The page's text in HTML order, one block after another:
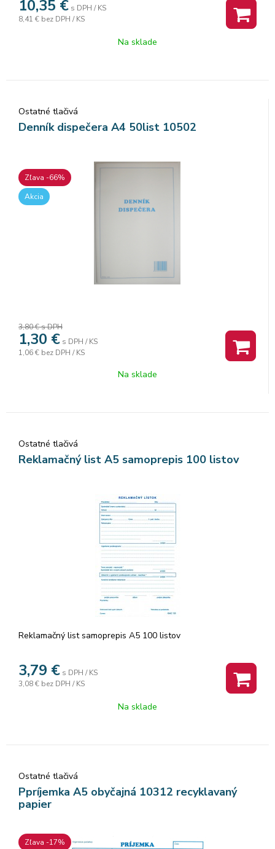
10,35 € s DPH / KS
8,41 € bez DPH / KS
Na sklade
Ostatné tlačivá
Denník dispečera A4 50list 10502
Zľava -66%
Akcia
3,80 €s DPH
1,30 € s DPH / KS
1,06 € bez DPH / KS
Na sklade
Ostatné tlačivá
Reklamačný list A5 samoprepis 100 listov
Reklamačný list samoprepis A5 100 listov
3,79 € s DPH / KS
3,08 € bez DPH / KS
Na sklade
Ostatné tlačivá
Ppríjemka A5 obyčajná 10312 recyklavaný
papier
Zľava -17%